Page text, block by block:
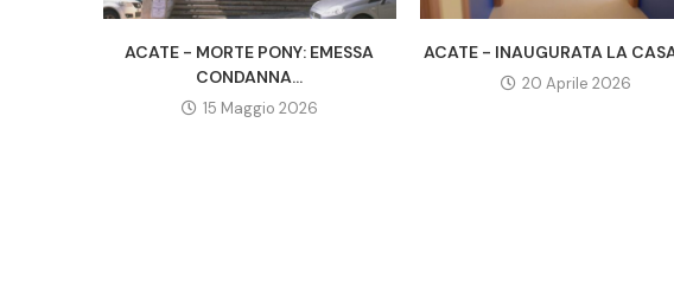
ACATE - MORTE PONY: EMESSA
CONDANNA...
15 Maggio 2026
ACATE - INAUGURATA LA
20 Aprile 2026